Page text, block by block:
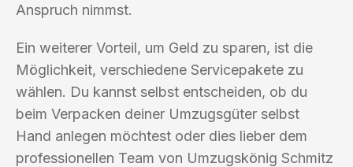
Anspruch nimmst.
Ein weiterer Vorteil, um Geld zu sparen, ist die
Möglichkeit, verschiedene Servicepakete zu
wählen. Du kannst selbst entscheiden, ob du
beim Verpacken deiner Umzugsgüter selbst
Hand anlegen möchtest oder dies lieber dem
professionellen Team von Umzugskönig Schmitz